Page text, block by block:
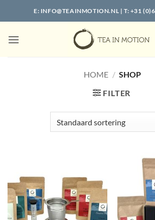
E: INFO@TEAINMOTION.NL | T: +31
HOME / SHOP
FILTER